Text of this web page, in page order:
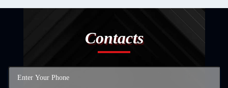
Contacts